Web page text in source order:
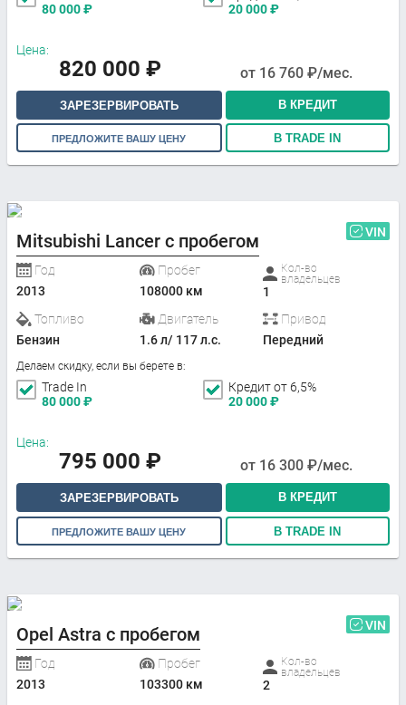
80 000₽
20 000₽
Цена:
820 000 ₽ от 16 760 ₽/мес.
ЗАРЕЗЕРВИРОВАТЬ В КРЕДИТ
ПРЕДЛОЖИТЕ ВАШУ ЦЕНУ В TRADE IN
Mitsubishi Lancer с пробегом VIN
Год
2013
Пробег
108000 км
Кол-во
владельцев
1
Топливо
Бензин
Двигатель
1.6 л/ 117 л.с.
Привод
Передний
Делаем скидку, если вы берете в:
Trade In
80 000₽
Кредит от 6,5%
20 000₽
Цена:
795 000 ₽ от 16 300 ₽/мес.
ЗАРЕЗЕРВИРОВАТЬ В КРЕДИТ
ПРЕДЛОЖИТЕ ВАШУ ЦЕНУ В TRADE IN
Opel Astra с пробегом VIN
Год
2013
Пробег
103300 км
Кол-во
владельцев
2